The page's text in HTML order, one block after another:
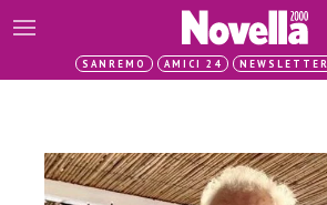
SANREMO AMICI 24 NEWSLETTER